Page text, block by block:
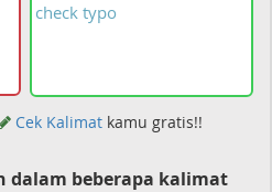
check typo
Cek Kalimat kamu gratis!!
dalam beberapa kalimat